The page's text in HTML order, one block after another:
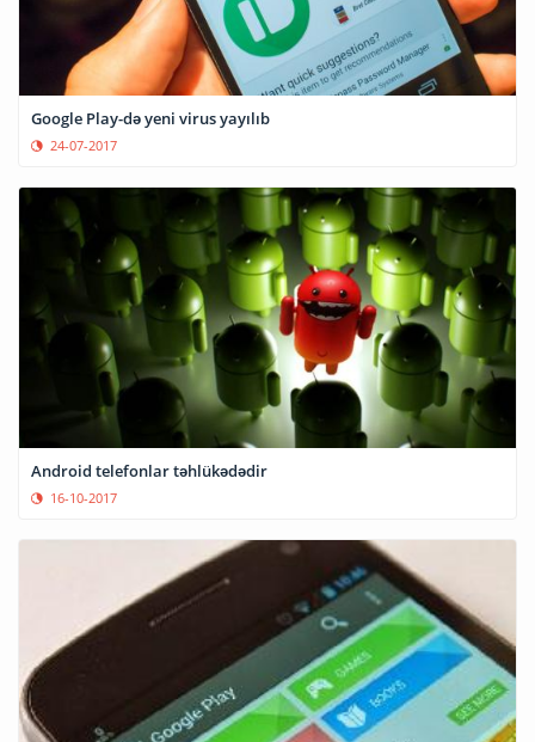
Google Play-də yeni virus yayılıb
24-07-2017
Android telefonlar təhlükədədir
16-10-2017